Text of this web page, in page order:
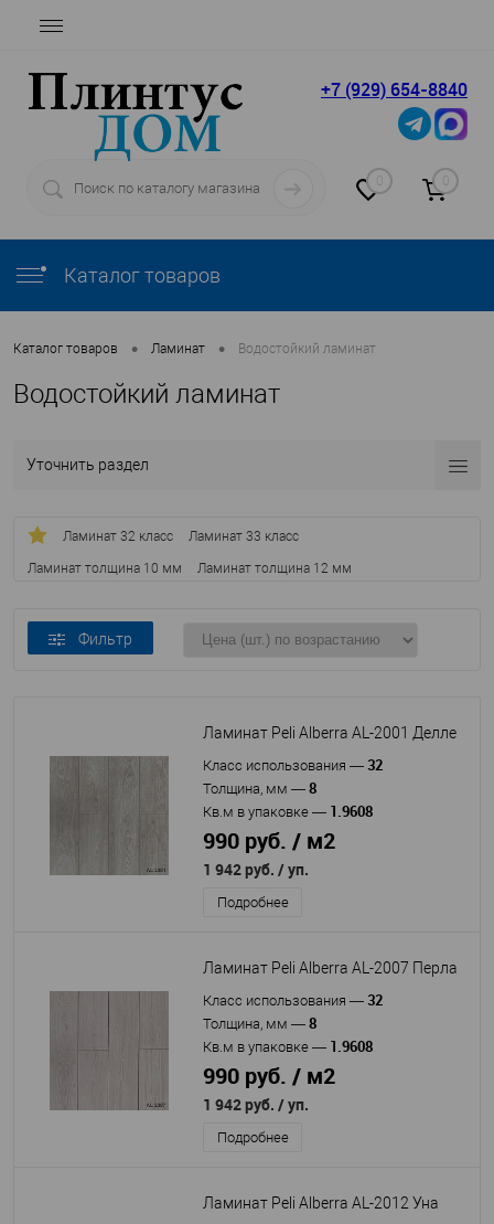
+7 (929) 654-8840
0 0
Каталог товаров
Каталог товаров • Ламинат • Водостойкий ламинат
Водостойкий ламинат
Уточнить раздел
Ламинат 32 класс Ламинат 33 класс
Ламинат толщина 10 мм
Ламинат толщина 12 мм
Фильтр
Ламинат Peli Alberra AL-2001 Делле
Класс использования — 32
Толщина, мм — 8
Кв.м в упаковке — 1.9608
990 руб. / м2
1 942 руб. / уп.
Подробнее
Ламинат Peli Alberra AL-2007 Перла
Класс использования — 32
Толщина, мм — 8
Кв.м в упаковке — 1.9608
990 руб. / м2
1 942 руб. / уп.
Подробнее
Ламинат Peli Alberra AL-2012 Уна